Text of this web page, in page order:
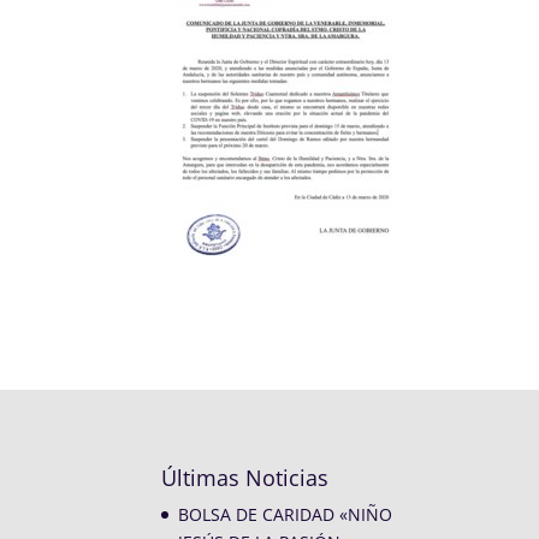
Últimas Noticias
BOLSA DE CARIDAD «NIÑO